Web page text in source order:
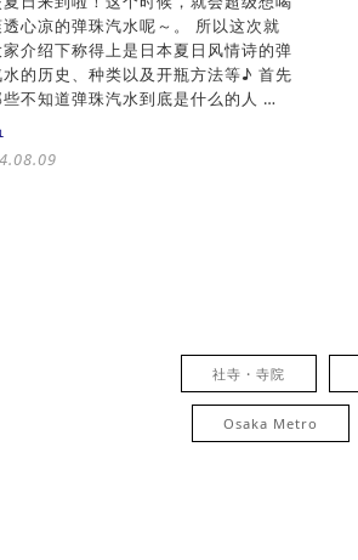
心凉的弹珠汽水呢～。 所以这次就
家介绍下称得上是日本夏日风情诗的弹
的历史、种类以及开瓶方法等♪ 首先
些不知道弹珠汽水到底是什么的人 …
社寺・寺院
Osaka Metro